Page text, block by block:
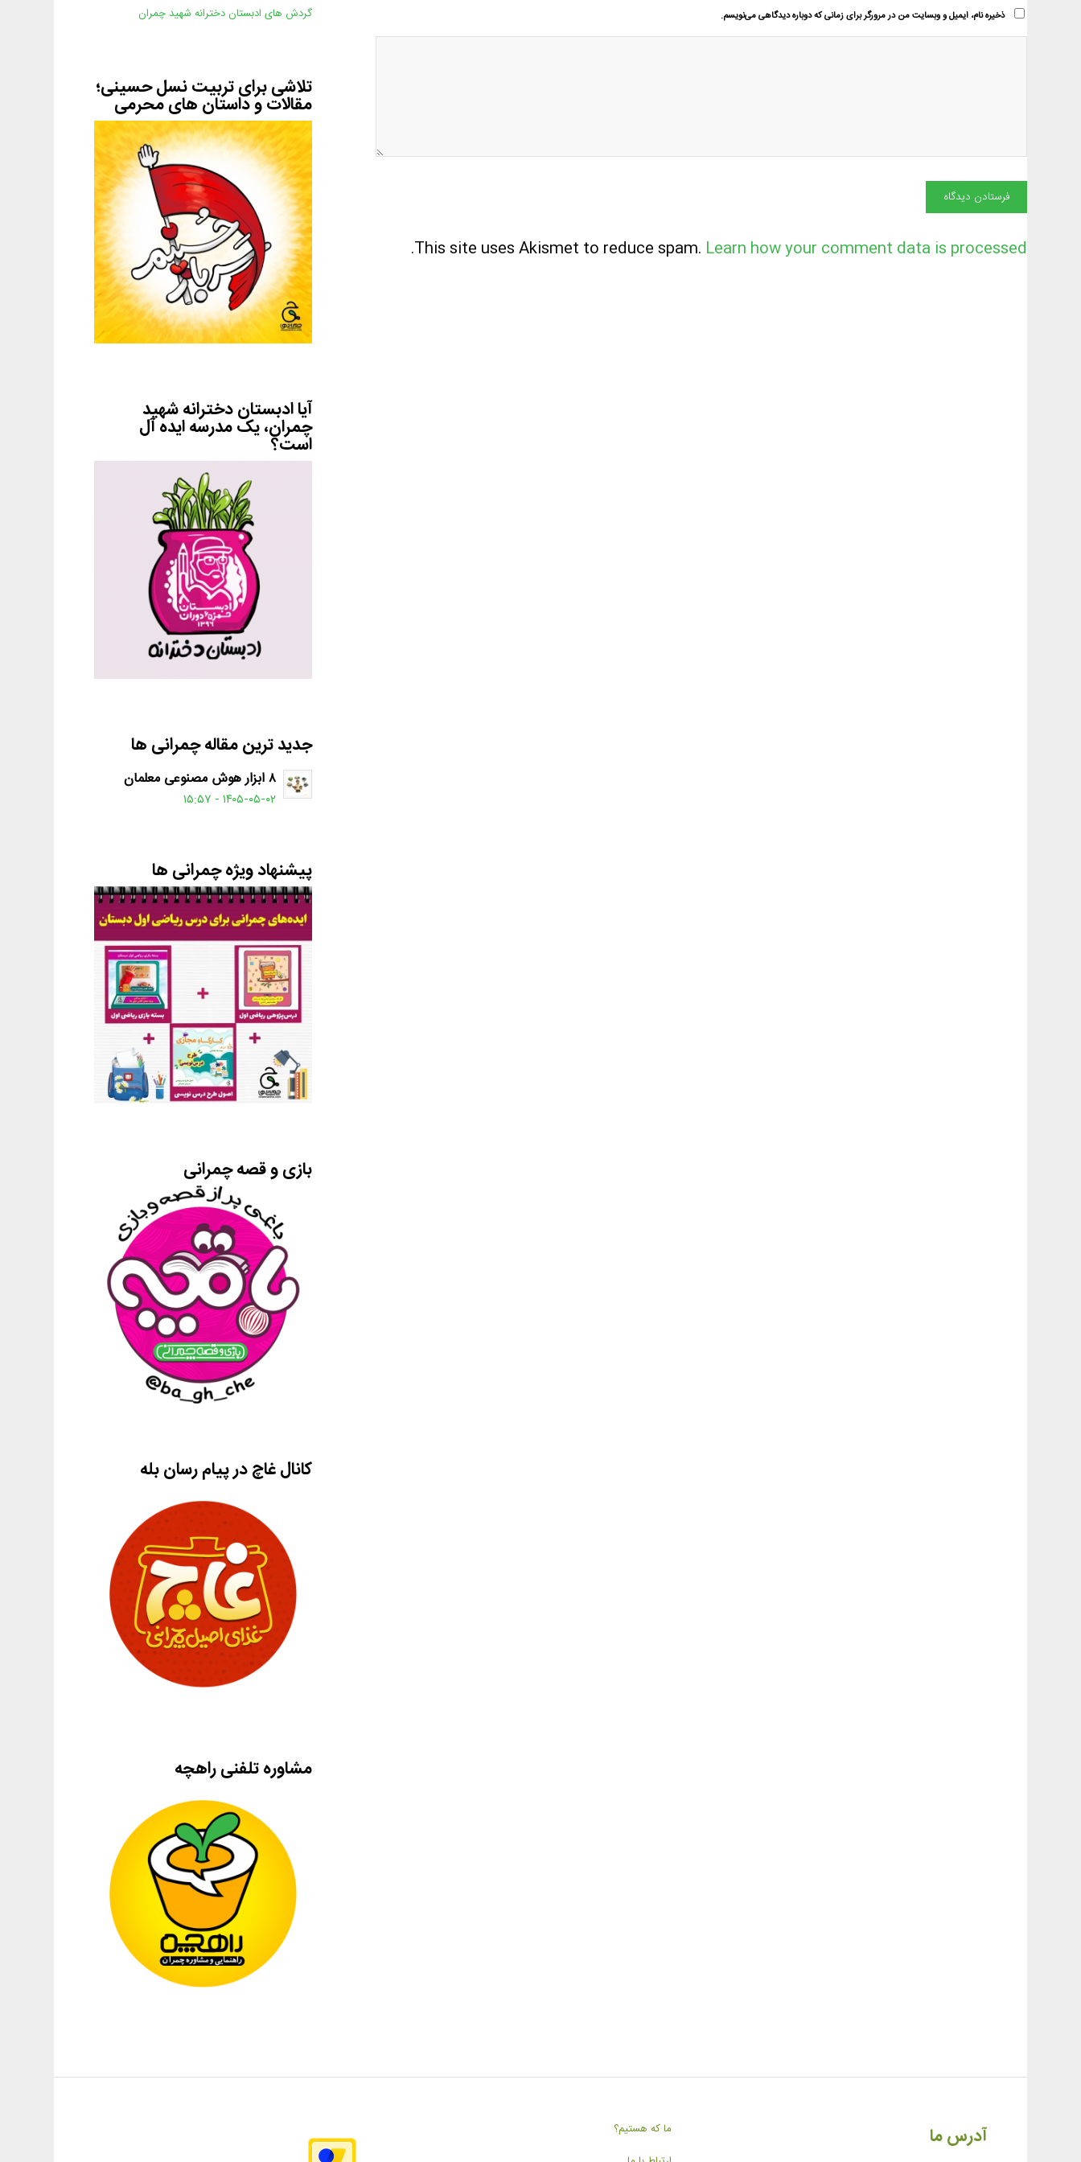
ذخیره نام، ایمیل و وبسایت من در مرورگر برای زمانی که دوباره دیدگاهی می‌نویسم.
This site uses Akismet to reduce spam. Learn how your comment data is processed
.
گردش های ادبستان دخترانه شهید چمران
تلاشی برای تربیت نسل حسینی؛
مقالات و داستان های محرمی
آیا ادبستان دخترانه شهید
چمران، یک مدرسه ایده آل
است؟
جدید ترین مقاله چمرانی ها
۸ ابزار هوش مصنوعی معلمان
۱۴۰۵-۰۵-۰۲ - ۱۵:۵۷
پیشنهاد ویژه چمرانی ها
بازی و قصه چمرانی
کانال غاچ در پیام رسان بله
مشاوره تلفنی راهچه
آدرس ما
ما که هستیم؟